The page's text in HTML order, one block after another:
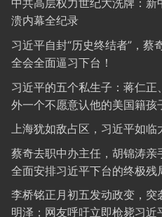
中共高层权力世纪大洗牌：新
溃内幕全纪录
习近平自封“历史终结者”，蔡
全会全面逼习下台！
习近平的五个私生子：蒋仁
外一个不愿意认他的美国籍孩
上海犹如敌占区，习近平如临
蔡奇去职中办主任，胡锦涛
全面安排习近平下台的终极残
李桥铭正月初五发动政变，
明泽；网友呼吁立即枪毙习近